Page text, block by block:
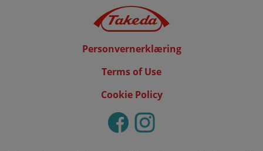
Personvernerklæring
Terms of Use
Cookie Policy